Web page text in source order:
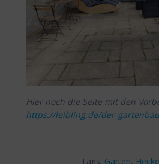
Hier noch die Seite mit den
https://leibling.de/der-
Tags: Garten, Hecke